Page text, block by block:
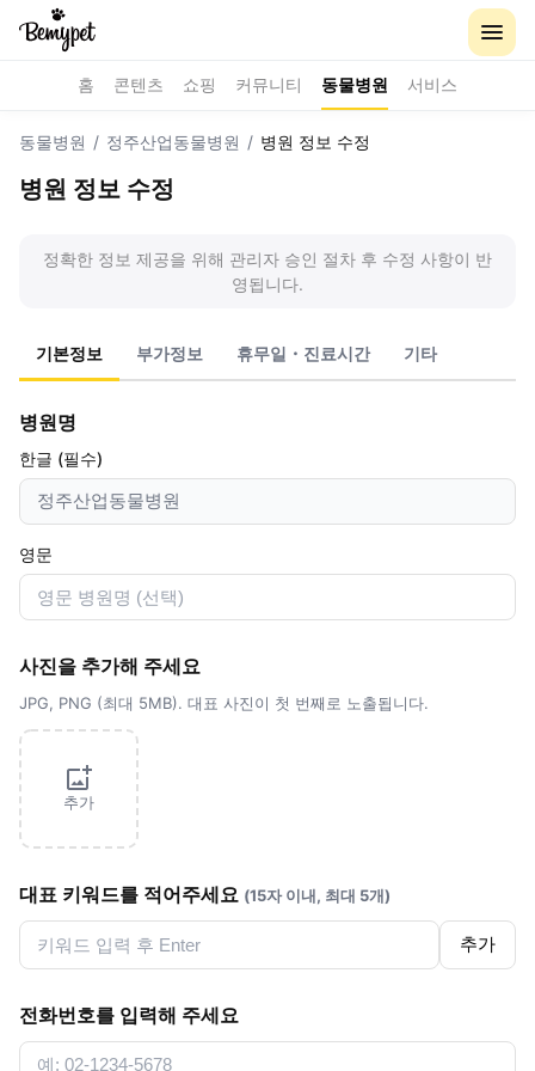
홈 콘텐츠 쇼핑 커뮤니티 동물병원 서비스
동물병원 / 정주산업동물병원 / 병원 정보 수정
병원 정보 수정
정확한 정보 제공을 위해 관리자 승인 절차 후 수정 사항이 반
영됩니다.
기본정보 부가정보 휴무일・진료시간 기타
병원명
한글 (필수)
영문
사진을 추가해 주세요
JPG, PNG (최대 5MB). 대표 사진이 첫 번째로 노출됩니다.
추가
대표 키워드를 적어주세요 (15자 이내, 최대 5개)
추가
전화번호를 입력해 주세요